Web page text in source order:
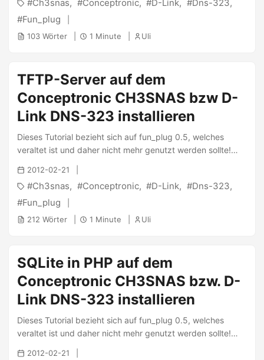
fun_plug 0.5 kann leider viele Befehle nicht, da es speziell
für die busybox abgespeckt wurde. Ich habe das
vollständige Programm mal kompiliert und möchte es zum
aktualisiert wurde. Die Installation gestaltet sich dann
extrem einfach: ...
Ch3snas Conceptronic D-Link
Dns-323
Fun_plug
103 Wörter 1 Minute Uli
TFTP-Server auf dem
Conceptronic CH3SNAS bzw D-
Link DNS-323 installieren
Dieses Tutorial bezieht sich auf fun_plug 0.5, welches
veraltet ist und daher nicht mehr genutzt werden sollte!
Dieses Tutorial ist daher ebenfalls veraltet! Bitte sehe hier
nach den aktuellen Tutorials! Gelegentlich benötigt man
einen TFTP-Server z.B. für das Update eines Voice-Over-IP
Telefons oder das Starten eines eigenen Betriebssystems
auf einer Set-Top-Box. Natürlich bietet sich auch für diese
entsprechend der Anweisungen synchronisiert und
aktualisiert wurde. Die Installation gestaltet sich dann
extrem einfach: ...
2012-02-21
Ch3snas Conceptronic D-Link
Dns-323
Fun_plug
212 Wörter 1 Minute Uli
SQLite in PHP auf dem
Conceptronic CH3SNAS bzw. D-
Link DNS-323 installieren
Dieses Tutorial bezieht sich auf fun_plug 0.5, welches
veraltet ist und daher nicht mehr genutzt werden sollte!
Dieses Tutorial ist daher ebenfalls veraltet! Bitte sehe hier
2012-02-21